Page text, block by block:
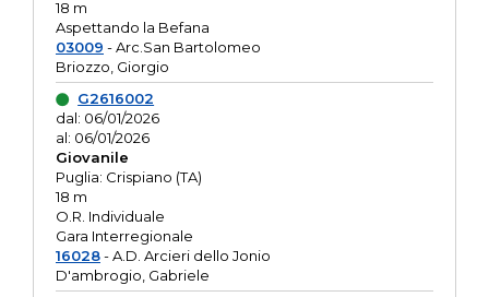
18 m
Aspettando la Befana
03009 - Arc.San Bartolomeo
Briozzo, Giorgio
G2616002
dal: 06/01/2026
al: 06/01/2026
Giovanile
Puglia: Crispiano (TA)
18 m
O.R. Individuale
Gara Interregionale
16028- A.D. Arcieri dello Jonio
D'ambrogio, Gabriele